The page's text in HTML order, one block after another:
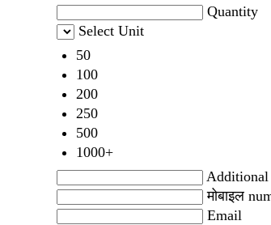
Quantity
Select Unit
50
100
200
250
500
1000+
मोबाइल
Email